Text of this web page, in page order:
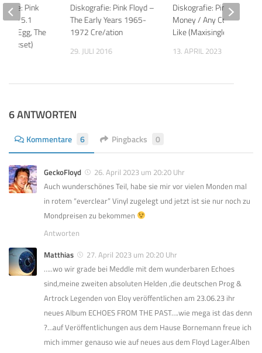
Diskografie: Pink Floyd –
The Early Years 1965-
1972 Cre/ation
29. JULI 2016
Diskografie: Pink Floyd –
Money / Any Colour You
Like (Maxisingle)
13. APRIL 2023
Pink
5.1
Egg, The
Boxset)
6 ANTWORTEN
Kommentare 6 Pingbacks 0
GeckoFloyd
26. April 2023 um 20:20 Uhr
Auch wunderschönes Teil, habe sie mir vor vielen Monden mal
in rotem “everclear” Vinyl zugelegt und jetzt ist sie nur noch zu
Mondpreisen zu bekommen
Antworten
Matthias
27. April 2023 um 20:20 Uhr
…..wo wir grade bei Meddle mit dem wunderbaren Echoes
sind,meine zweiten absoluten Helden ,die deutschen Prog &
Artrock Legenden von Eloy veröffentlichen am 23.06.23 ihr
neues Album ECHOES FROM THE PAST….wie mega ist das denn
?…auf Veröffentlichungen aus dem Hause Bornemann freue ich
mich immer genauso wie auf neues aus dem Floyd Lager.Alben